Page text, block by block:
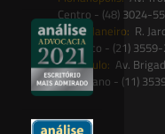
Centro - (48) 3024-
Rio de Janeiro: R.
Botânico - (21)
São Paulo: Av.
Paulistano - (11)
Siga-nos